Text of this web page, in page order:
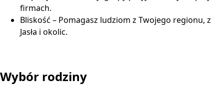
firmach.
Bliskość – Pomagasz ludziom z Twojego regionu, z
Jasła i okolic.
Wybór rodziny